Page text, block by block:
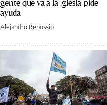
gente que va a la iglesia pide
ayuda
Alejandro Rebossio